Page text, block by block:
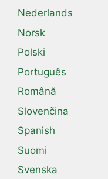
Nederlands
Norsk
Polski
Português
Română
Slovenčina
Spanish
Suomi
Svenska